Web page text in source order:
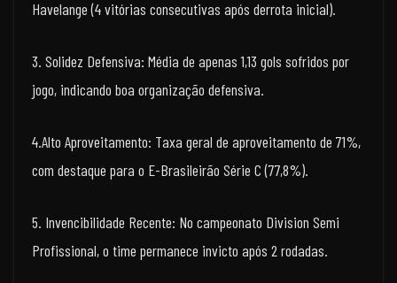
Havelange (4 vitórias consecutivas após derrota inicial).
3. Solidez Defensiva: Média de apenas 1,13 gols sofridos por
jogo, indicando boa organização defensiva.
4.Alto Aproveitamento: Taxa geral de aproveitamento de 71%,
com destaque para o E-Brasileirão Série C (77,8%).
5. Invencibilidade Recente: No campeonato Division Semi
Profissional, o time permanece invicto após 2 rodadas.